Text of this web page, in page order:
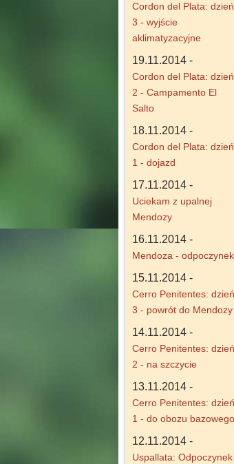
Cordon del Plata: dzień
3 - wyjście
aklimatyzacyjne
19.11.2014 -
Cordon del Plata: dzień
2 - Campamento El
Salto
18.11.2014 -
Cordon del Plata: dzień
1 - dojazd
17.11.2014 -
Uciekam z upalnej
Mendozy
16.11.2014 -
Mendoza - odpoczynek
15.11.2014 -
Cerro Penitentes: dzień
3 - powrót do Mendozy
14.11.2014 -
Cerro Penitentes: dzień
2 - na szczycie
13.11.2014 -
Cerro Penitentes: dzień
1 - do obozu bazowego
12.11.2014 -
Uspallata: Odpoczynek